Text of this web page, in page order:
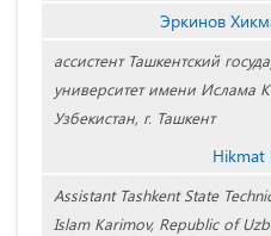
Эркинов
ассистент Ташкентский
университет имени Ислама
Узбекистан, г. Ташкент
Hikmat
Assistant Tashkent State
Islam Karimov, Republic of